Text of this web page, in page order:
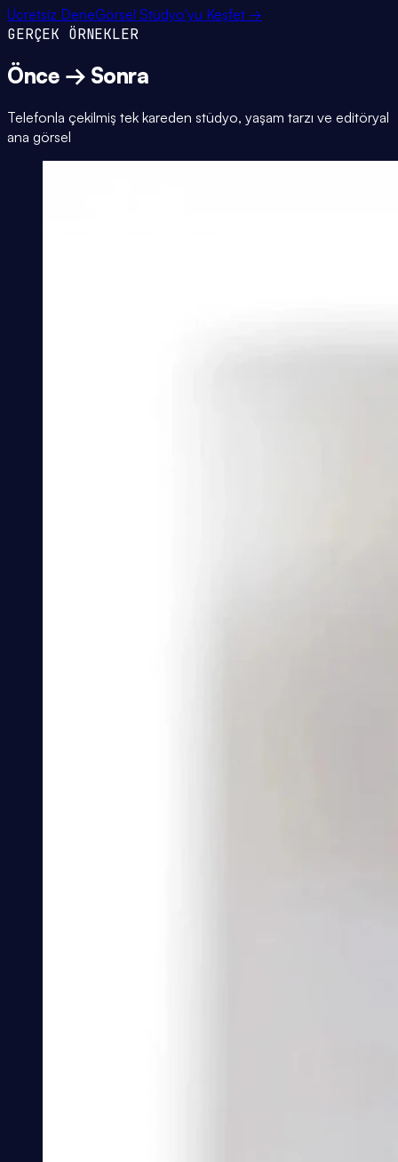
Ücretsiz DeneGörsel Stüdyo'yu Keşfet →
GERÇEK ÖRNEKLER
Önce → Sonra
Telefonla çekilmiş tek kareden stüdyo, yaşam tarzı ve editöryal
ana görsel